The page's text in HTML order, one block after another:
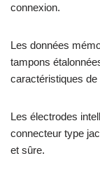
connexion.
Les données
tampons
caractéristiques de
Les électrodes
connecteur type
et sûre.